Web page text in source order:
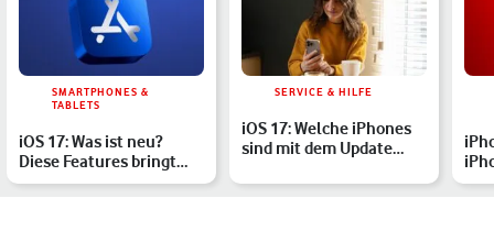
SMARTPHONES &
TABLETS
iOS 17: Was ist neu?
Diese Features bringt
das Update
SERVICE & HILFE
iOS 17: Welche iPhones
sind mit dem Update